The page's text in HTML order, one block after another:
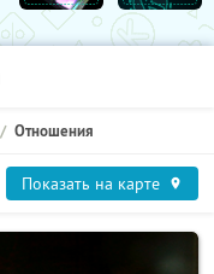
Отношения
Показать на карте